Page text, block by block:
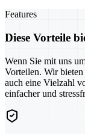
Features
Diese Vorteile
Wenn Sie mit uns
Vorteilen. Wir
auch eine Vielzahl
einfacher und